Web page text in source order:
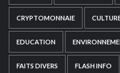
CRYPTOMONNAIE
EDUCATION
FAITS DIVERS FLASH INFO